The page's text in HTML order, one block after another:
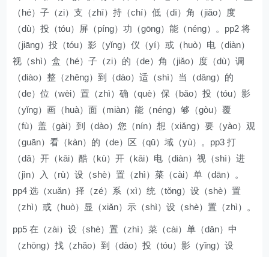
（hé）子（zi）支（zhī）持（chí）低（dī）角（jiǎo）度
（dù）投（tóu）屏（píng）功（gōng）能（néng）。pp2 将
（jiāng）投（tóu）影（yǐng）仪（yí）或（huò）电（diàn）
视（shì）盒（hé）子（zi）的（de）角（jiǎo）度（dù）调
（diào）整（zhěng）到（dào）适（shì）当（dāng）的
（de）位（wèi）置（zhì）确（què）保（bǎo）投（tóu）影
（yǐng）画（huà）面（miàn）能（néng）够（gòu）覆
（fù）盖（gài）到（dào）您（nín）想（xiǎng）要（yào）观
（guān）看（kàn）的（de）区（qū）域（yù）。pp3 打
（dǎ）开（kāi）酷（kù）开（kāi）电（diàn）视（shì）进
（jìn）入（rù）设（shè）置（zhì）菜（cài）单（dān）。
pp4 选（xuǎn）择（zé）系（xì）统（tǒng）设（shè）置
（zhì）或（huò）显（xiǎn）示（shì）设（shè）置（zhì）。
pp5 在（zài）设（shè）置（zhì）菜（cài）单（dān）中
（zhōng）找（zhǎo）到（dào）投（tóu）影（yǐng）设